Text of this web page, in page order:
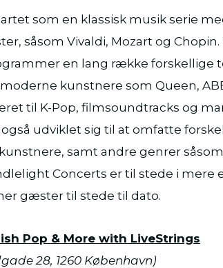
som en klassisk musik serie
såsom Vivaldi, Mozart og
en lang række forskellige
kunstnere som Queen,
til K-Pop, filmsoundtracks og
udviklet sig til at omfatte
samt andre genrer såsom
Concerts er til stede i mere
gæster til stede til dato.
Pop & More with LiveStrings
28, 1260 København)